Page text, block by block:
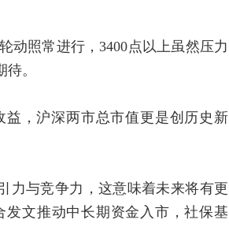
照常进行，3400点以上虽然压力
。
，沪深两市总市值更是创历史新
与竞争力，这意味着未来将有更
文推动中长期资金入市，社保基